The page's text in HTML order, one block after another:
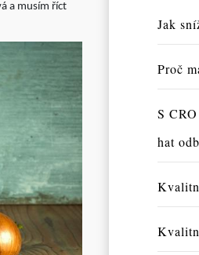
a musím říct
Jak
Proč
S
hat